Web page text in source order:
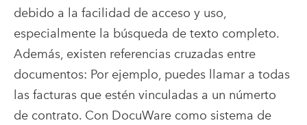
debido a la facilidad de acceso y uso,
especialmente la búsqueda de texto completo.
Además, existen referencias cruzadas entre
documentos: Por ejemplo, puedes llamar a todas
las facturas que estén vinculadas a un númerto
de contrato. Con DocuWare como sistema de